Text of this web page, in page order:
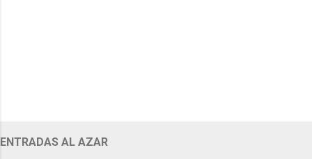
ENTRADAS AL AZAR